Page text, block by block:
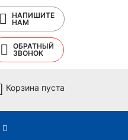
НАПИШИТЕ
НАМ
ОБРАТНЫЙ
ЗВОНОК
Корзина пуста